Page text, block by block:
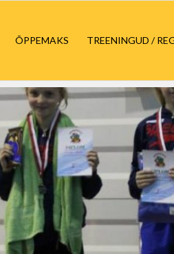
ÕPPEMAKS TREENINGUD /